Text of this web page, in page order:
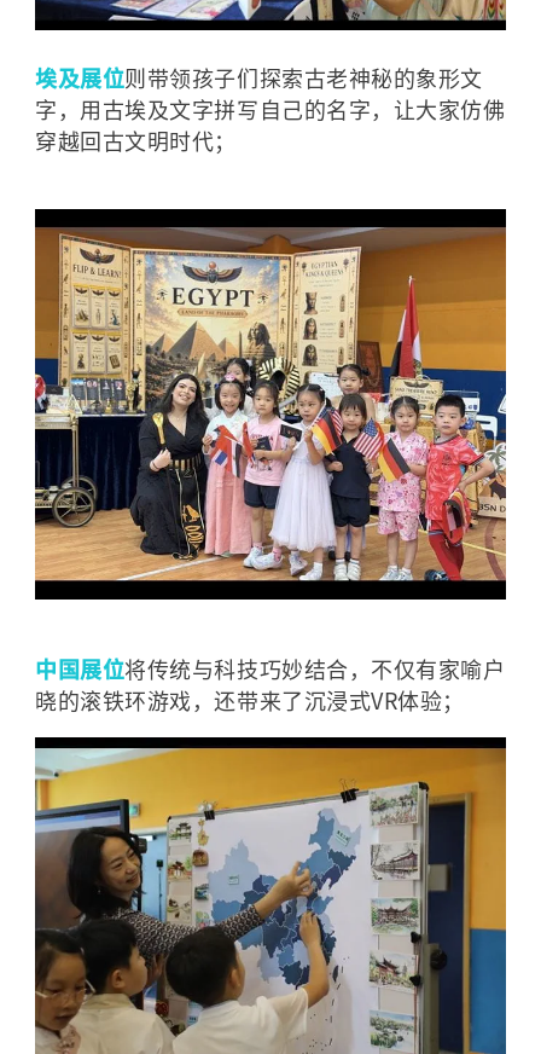
埃及展位则带领孩子们探索古老神秘的象形文
字，用古埃及文字拼写自己的名字，让大家仿佛
穿越回古文明时代；
中国展位将传统与科技巧妙结合，不仅有家喻户
晓的滚铁环游戏，还带来了沉浸式VR体验；